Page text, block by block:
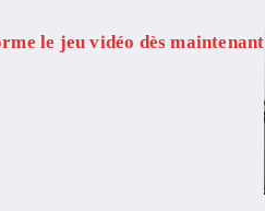
le jeu vidéo dès maintenant